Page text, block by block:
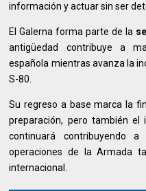
información y actuar sin ser
El Galerna forma parte de la
antigüedad contribuye a
española mientras avanza la
S-80.
Su regreso a base marca la
preparación, pero también
continuará contribuyendo
operaciones de la Armada
internacional.